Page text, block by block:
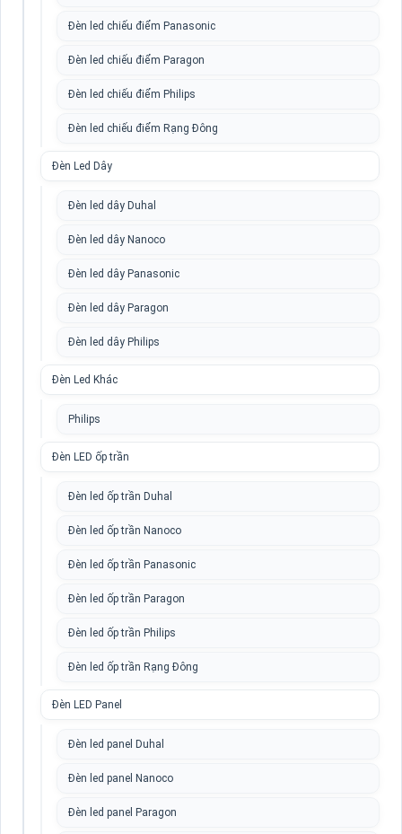
Đèn led chiếu điểm Panasonic
Đèn led chiếu điểm Paragon
Đèn led chiếu điểm Philips
Đèn led chiếu điểm Rạng Đông
Đèn Led Dây
Đèn led dây Duhal
Đèn led dây Nanoco
Đèn led dây Panasonic
Đèn led dây Paragon
Đèn led dây Philips
Đèn Led Khác
Philips
Đèn LED ốp trần
Đèn led ốp trần Duhal
Đèn led ốp trần Nanoco
Đèn led ốp trần Panasonic
Đèn led ốp trần Paragon
Đèn led ốp trần Philips
Đèn led ốp trần Rạng Đông
Đèn LED Panel
Đèn led panel Duhal
Đèn led panel Nanoco
Đèn led panel Paragon